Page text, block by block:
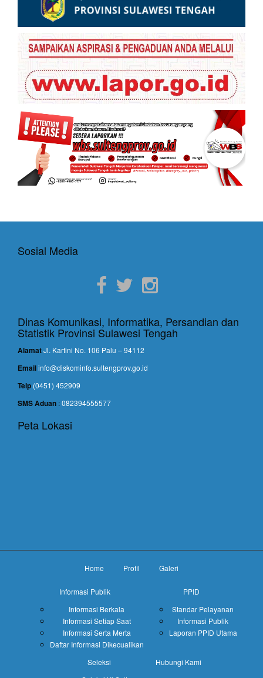
Sosial Media
Dinas Komunikasi, Informatika, Persandian dan
Statistik Provinsi Sulawesi Tengah
AlamatJl. Kartini No. 106 Palu – 94112
Emailinfo@diskominfo.sultengprov.go.id
Telp (0451) 452909
SMS Aduan :082394555577
Peta Lokasi
Home Profil Galeri
Informasi Publik
Informasi Berkala
Informasi Setiap Saat
Informasi Serta Merta
Daftar Informasi Dikecualikan
PPID
Standar Pelayanan
Informasi Publik
Laporan PPID Utama
Seleksi
Hubungi Kami